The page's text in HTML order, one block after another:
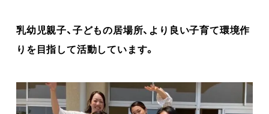
乳幼児親子、子どもの居場所、より良い子育て環境作
りを目指して活動しています。